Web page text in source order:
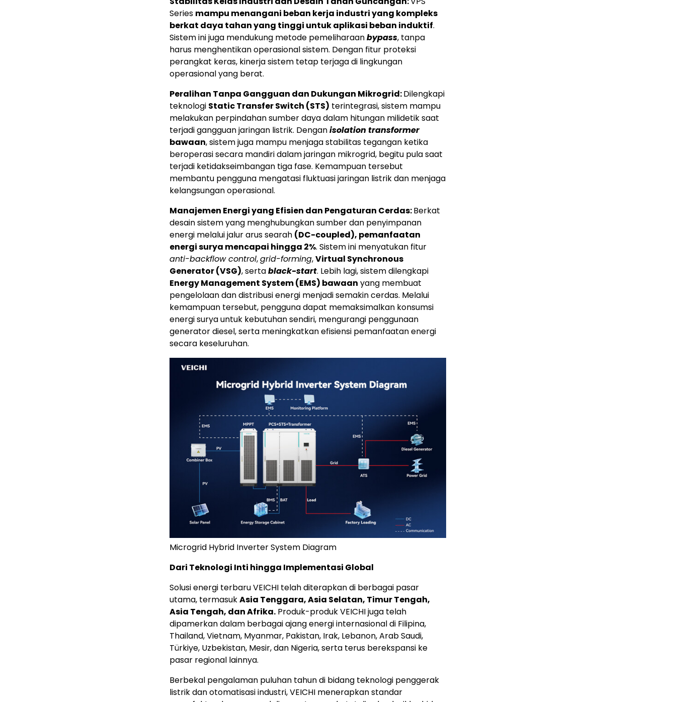
Series mampu menangani beban kerja industri yang kompleks
berkat daya tahan yang tinggi untuk aplikasi beban induktif.
Sistem ini juga mendukung metode pemeliharaanbypass, tanpa
harus menghentikan operasional sistem. Dengan fitur proteksi
perangkat keras, kinerja sistem tetap terjaga di lingkungan
operasional yang berat.
Peralihan Tanpa Gangguan dan Dukungan Mikrogrid:Dilengkapi
teknologi Static Transfer Switch (STS) terintegrasi, sistem mampu
melakukan perpindahan sumber daya dalam hitungan milidetik saat
terjadi gangguan jaringan listrik. Denganisolation transformer
bawaan, sistem juga mampu menjaga stabilitas tegangan ketika
beroperasi secara mandiri dalam jaringan mikrogrid, begitu pula saat
terjadi ketidakseimbangan tiga fase. Kemampuan tersebut
membantu pengguna mengatasi fluktuasi jaringan listrik dan menjaga
kelangsungan operasional.
Manajemen Energi yang Efisien dan Pengaturan Cerdas:Berkat
desain sistem yang menghubungkan sumber dan penyimpanan
energi melalui jalur arus searah (DC-coupled), pemanfaatan
energi surya mencapai hingga 2%. Sistem ini menyatukan fitur
anti-backflow control,grid-forming,Virtual Synchronous
Generator (VSG), sertablack-start. Lebih lagi, sistem dilengkapi
Energy Management System (EMS) bawaan yang membuat
pengelolaan dan distribusi energi menjadi semakin cerdas. Melalui
kemampuan tersebut, pengguna dapat memaksimalkan konsumsi
energi surya untuk kebutuhan sendiri, mengurangi penggunaan
generator diesel, serta meningkatkan efisiensi pemanfaatan energi
secara keseluruhan.
Microgrid Hybrid Inverter System Diagram
Dari Teknologi Inti hingga Implementasi Global
Solusi energi terbaru VEICHI telah diterapkan di berbagai pasar
utama, termasukAsia Tenggara, Asia Selatan, Timur Tengah,
Asia Tengah, dan Afrika. Produk-produk VEICHI juga telah
dipamerkan dalam berbagai ajang energi internasional di Filipina,
Thailand, Vietnam, Myanmar, Pakistan, Irak, Lebanon, Arab Saudi,
Türkiye, Uzbekistan, Mesir, dan Nigeria, serta terus berekspansi ke
pasar regional lainnya.
Berbekal pengalaman puluhan tahun di bidang teknologi penggerak
listrik dan otomatisasi industri, VEICHI menerapkan standar